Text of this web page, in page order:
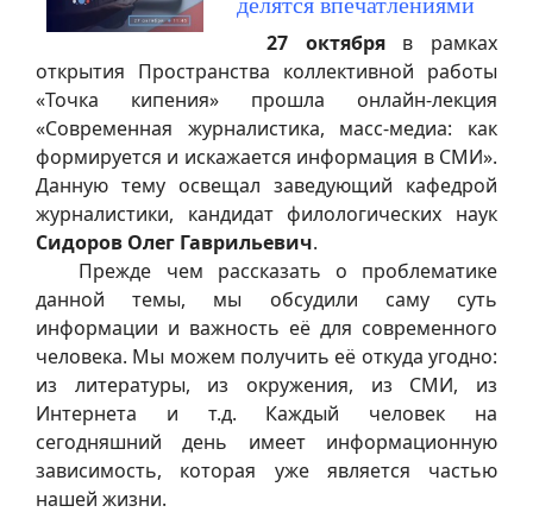
27 октябряв рамках
открытия Пространства коллективной работы
«Точка кипения» прошла онлайн-лекция
«Современная журналистика, масс-медиа: как
формируется и искажается информация в СМИ».
Данную тему освещал заведующий кафедрой
журналистики, кандидат филологических наук
Сидоров Олег Гаврильевич.
Прежде чем рассказать о проблематике
данной темы, мы обсудили саму суть
информации и важность её для современного
человека. Мы можем получить её откуда угодно:
из литературы, из окружения, из СМИ, из
Интернета и т.д. Каждый человек на
сегодняшний день имеет информационную
зависимость, которая уже является частью
нашей жизни.